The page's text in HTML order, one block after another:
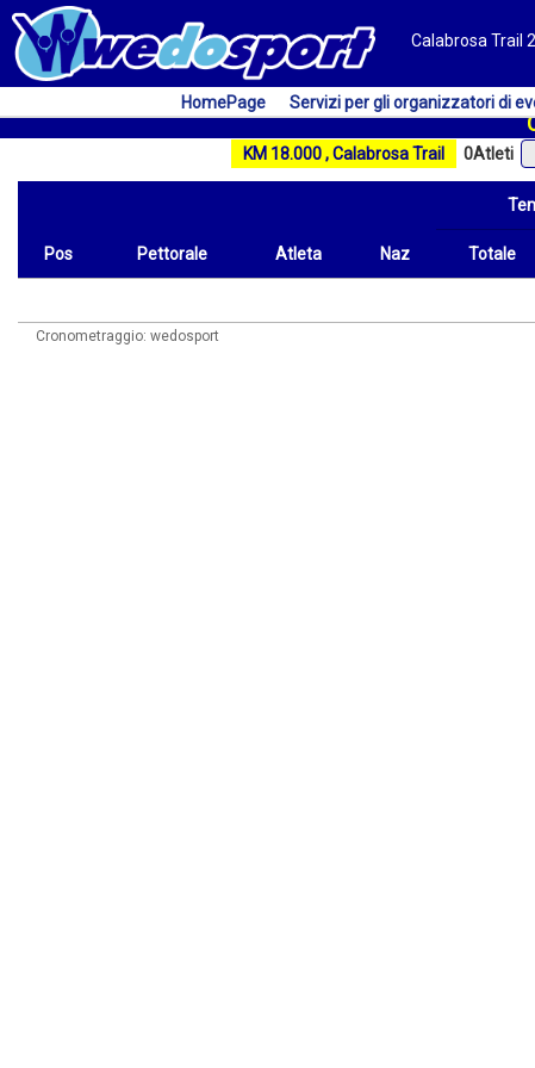
Calabrosa Trail
HomePage Servizi per gli organizzatori di
KM 18.000 , Calabrosa Trail 0Atleti
Pos Pettorale Atleta Naz Totale
Cronometraggio: wedosport